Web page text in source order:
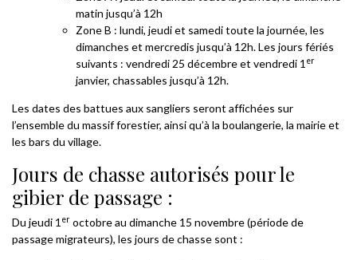
matin jusqu’à 12h
Zone B : lundi, jeudi et samedi toute la journée, les
dimanches et mercredis jusqu’à 12h. Les jours fériés
suivants : vendredi 25 décembre et vendredi 1 er
janvier, chassables jusqu’à 12h.
Les dates des battues aux sangliers seront affichées sur
l’ensemble du massif forestier, ainsi qu’à la boulangerie, la mairie et
les bars du village.
Jours de chasse autorisés pour le
gibier de passage :
Du jeudi 1 er octobre au dimanche 15 novembre (période de
passage migrateurs), les jours de chasse sont :